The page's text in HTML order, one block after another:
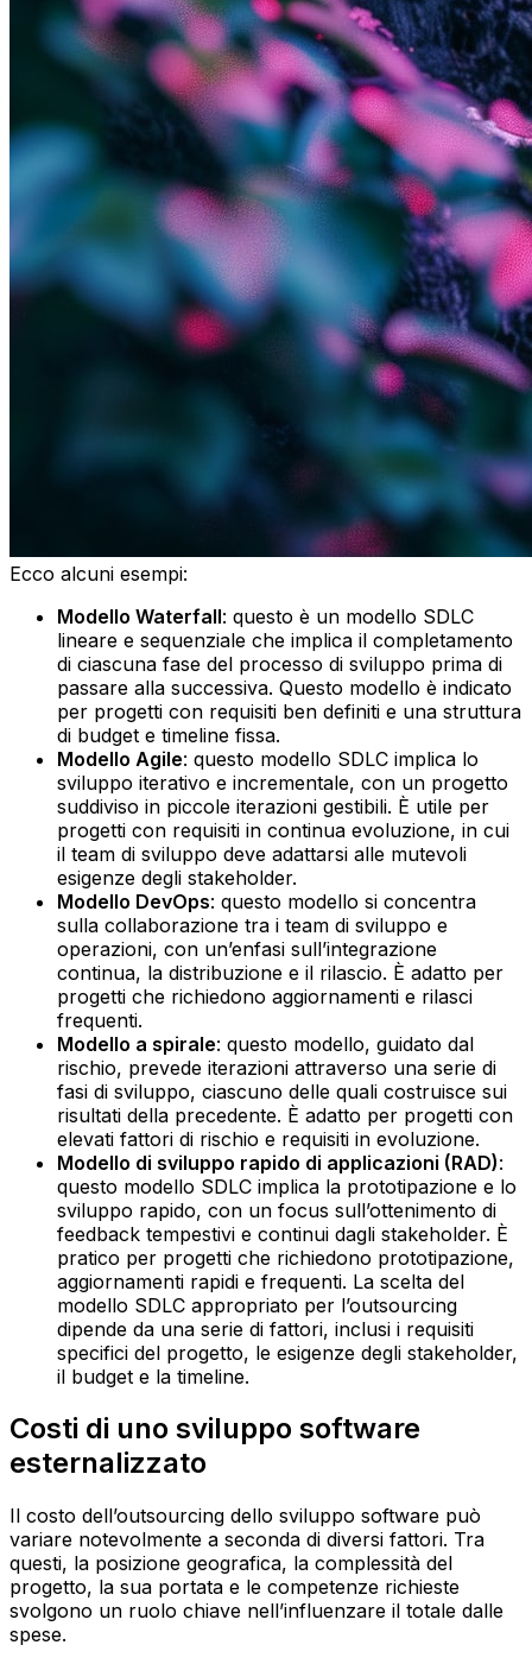
Ecco alcuni esempi:
Modello Waterfall: questo è un modello SDLC
lineare e sequenziale che implica il completamento
di ciascuna fase del processo di sviluppo prima di
passare alla successiva. Questo modello è indicato
per progetti con requisiti ben definiti e una struttura
di budget e timeline fissa.‍
Modello Agile: questo modello SDLC implica lo
sviluppo iterativo e incrementale, con un progetto
suddiviso in piccole iterazioni gestibili. È utile per
progetti con requisiti in continua evoluzione, in cui
il team di sviluppo deve adattarsi alle mutevoli
esigenze degli stakeholder.‍
Modello DevOps: questo modello si concentra
sulla collaborazione tra i team di sviluppo e
operazioni, con un’enfasi sull’integrazione
continua, la distribuzione e il rilascio. È adatto per
progetti che richiedono aggiornamenti e rilasci
frequenti.‍
Modello a spirale: questo modello, guidato dal
rischio, prevede iterazioni attraverso una serie di
fasi di sviluppo, ciascuno delle quali costruisce sui
risultati della precedente. È adatto per progetti con
elevati fattori di rischio e requisiti in evoluzione.‍
Modello di sviluppo rapido di applicazioni (RAD):
questo modello SDLC implica la prototipazione e lo
sviluppo rapido, con un focus sull’ottenimento di
feedback tempestivi e continui dagli stakeholder. È
pratico per progetti che richiedono prototipazione,
aggiornamenti rapidi e frequenti.‍ La scelta del
modello SDLC appropriato per l’outsourcing
dipende da una serie di fattori, inclusi i requisiti
specifici del progetto, le esigenze degli stakeholder,
il budget e la timeline.
Costi di uno sviluppo software
esternalizzato
Il costo dell’outsourcing dello sviluppo software può
variare notevolmente a seconda di diversi fattori. Tra
questi, la posizione geografica, la complessità del
progetto, la sua portata e le competenze richieste
svolgono un ruolo chiave nell’influenzare il totale dalle
spese.